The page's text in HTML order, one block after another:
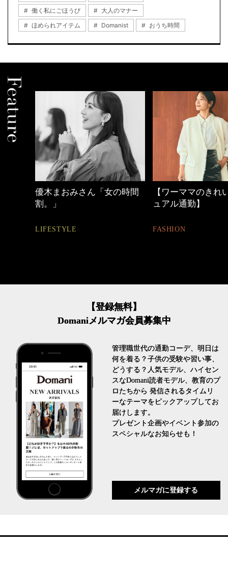
働く私にごほうび
大人のマナー
ほめられアイテム
Domanist おうち時間
【ワーママのきれいめカジ
ュアル通勤】
FASHION
働く女性のバッグ
【登録無料】
Domaniメルマガ会員募集中
管理職世代の通勤コーデ、明日は
何を着る？子供の受験や習い事、
どうする？人気モデル、ハイセン
スなDomani読者モデル、教育のプ
ロたちから 発信されるタイムリ
ーなテーマをピックアップしてお
届けします。
プレゼント企画やイベント参加の
スペシャルなお知らせも！
メルマガに登録する